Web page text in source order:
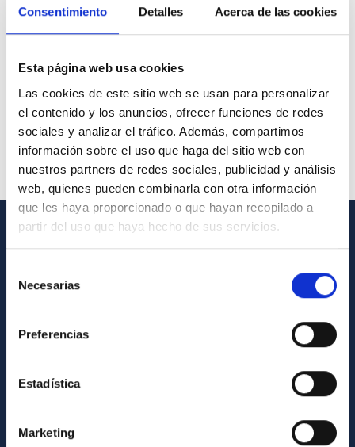
Consentimiento Detalles Acerca de las cookies
Esta página web usa cookies
Las cookies de este sitio web se usan para personalizar
el contenido y los anuncios, ofrecer funciones de redes
sociales y analizar el tráfico. Además, compartimos
información sobre el uso que haga del sitio web con
nuestros partners de redes sociales, publicidad y análisis
web, quienes pueden combinarla con otra información
que les haya proporcionado o que hayan recopilado a
partir del uso que haya hecho de sus servicios.
Necesarias
Preferencias
Estadística
Marketing
INFORMACIÓN GENERAL
Contacto
Directorio de personal
Registro general
INFORMACIÓN INSTITUCIONAL